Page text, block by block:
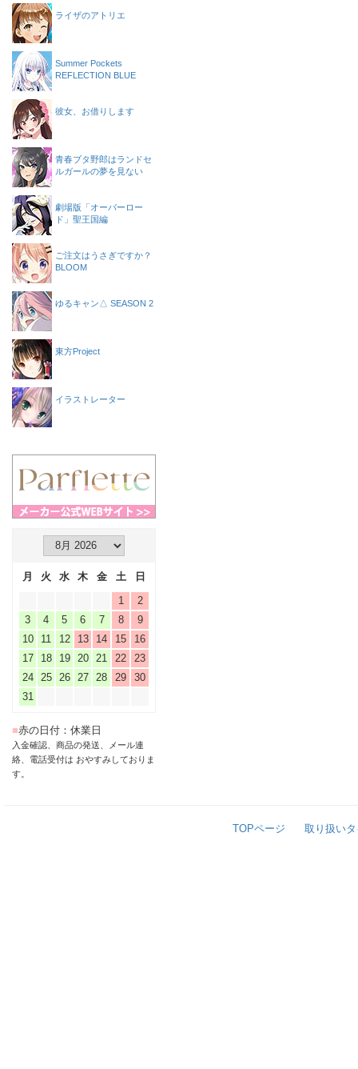
ライザのアトリエ
Summer Pockets
REFLECTION BLUE
彼女、お借りします
青春ブタ野郎はランドセ
ルガールの夢を見ない
劇場版「オーバーロー
ド」聖王国編
ご注文はうさぎですか？
BLOOM
ゆるキャン△ SEASON 2
東方Project
イラストレーター
月 火 水 木 金 土
日
1
2
3
4 5 6 7 8
9
10
11 12 13 14 15
16
17
18 19 20 21 22
23
24
25 26 27 28 29
30
31
■赤の日付：休業日
入金確認、商品の発送、メール連
絡、電話受付は おやすみしておりま
す。
TOPページ 取り扱い